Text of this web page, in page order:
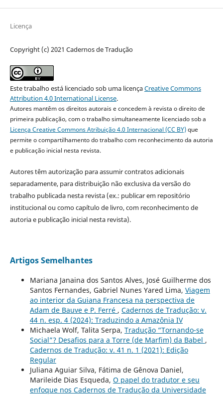
Licença
Copyright (c) 2021 Cadernos de Tradução
Este trabalho está licenciado sob uma licençaCreative Commons
Attribution 4.0 International License.
Autores mantêm os direitos autorais e concedem à revista o direito de
primeira publicação, com o trabalho simultaneamente licenciado sob a
Licença Creative Commons Atribuição 4.0 Internacional (CC BY)que
permite o compartilhamento do trabalho com reconhecimento da autoria
e publicação inicial nesta revista.
Autores têm autorização para assumir contratos adicionais
separadamente, para distribuição não exclusiva da versão do
trabalho publicada nesta revista (ex.: publicar em repositório
institucional ou como capítulo de livro, com reconhecimento de
autoria e publicação inicial nesta revista).
Artigos Semelhantes
Mariana Janaina dos Santos Alves, José Guilherme dos
Santos Fernandes, Gabriel Nunes Yared Lima, Viagem
ao interior da Guiana Francesa na perspectiva de
Adam de Bauve e P. Ferré , Cadernos de Tradução: v.
44 n. esp. 4 (2024): Traduzindo a Amazônia IV
Michaela Wolf, Talita Serpa, Tradução “Tornando-se
Social”? Desafios para a Torre (de Marfim) da Babel ,
Cadernos de Tradução: v. 41 n. 1 (2021): Edição
Regular
Juliana Aguiar Silva, Fátima de Gênova Daniel,
Marileide Dias Esqueda, O papel do tradutor e seu
enfoque nos Cadernos de Tradução da Universidade